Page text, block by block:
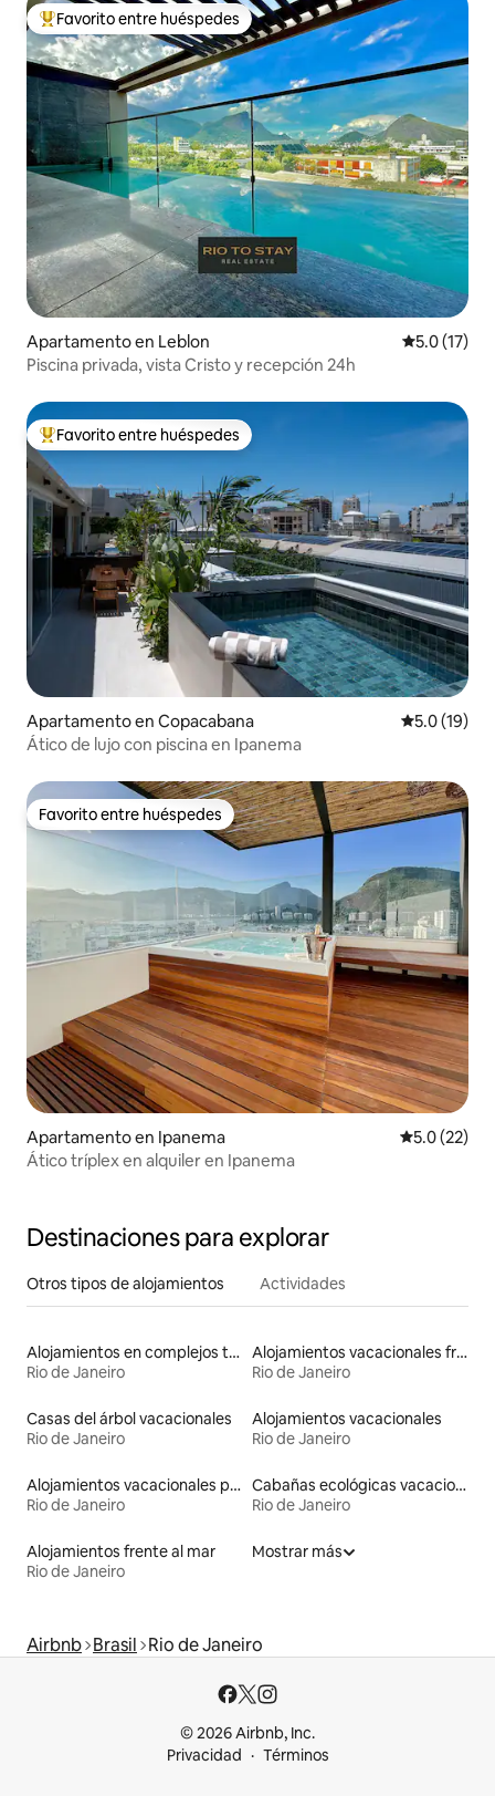
Favorito entre huéspedes preferido
Favorito entre huéspedes
Apartamento en Leblon Calificación
5.0 (17)
Piscina privada, vista Cristo y recepción 24h
Favorito entre huéspedes preferido
Favorito entre huéspedes
Apartamento en Copacabana Calificación
5.0 (19)
Ático de lujo con piscina en Ipanema
Favorito entre huéspedes
Favorito entre huéspedes
Apartamento en Ipanema Calificación
5.0 (22)
Ático tríplex en alquiler en Ipanema
Destinaciones para explorar
Otros tipos de alojamientos Actividades
Alojamientos en complejos turísticos
Rio de Janeiro
Alojamientos vacacionales frente a la playa
Rio de Janeiro
Casas del árbol vacacionales
Rio de Janeiro
Alojamientos vacacionales
Rio de Janeiro
Alojamientos vacacionales para familias
Rio de Janeiro
Cabañas ecológicas vacacionales
Rio de Janeiro
Alojamientos frente al mar
Rio de Janeiro
Mostrar más
Airbnb Brasil Rio de Janeiro
© 2026 Airbnb, Inc.
Privacidad
Términos